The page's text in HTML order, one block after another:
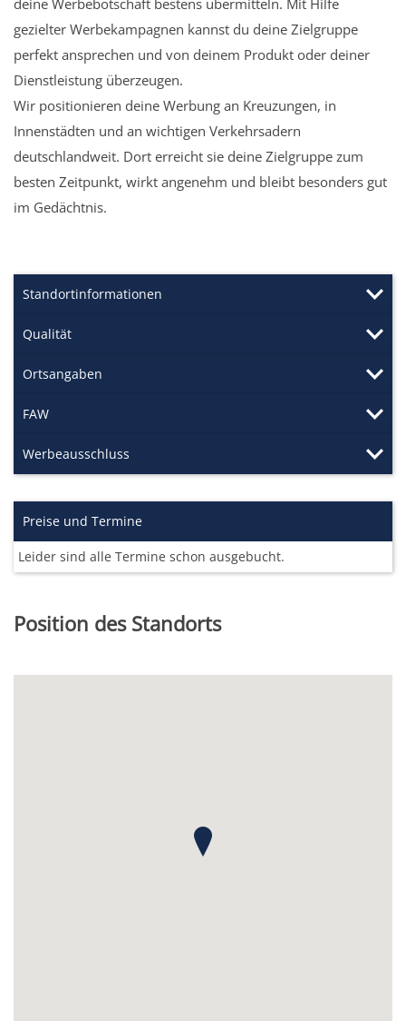
gezielter Werbekampagnen kannst du deine Zielgruppe
perfekt ansprechen und von deinem Produkt oder deiner
Dienstleistung überzeugen.
Wir positionieren deine Werbung an Kreuzungen, in
Innenstädten und an wichtigen Verkehrsadern
deutschlandweit. Dort erreicht sie deine Zielgruppe zum
besten Zeitpunkt, wirkt angenehm und bleibt besonders gut
im Gedächtnis.
Standortinformationen
Qualität
Ortsangaben
FAW
Werbeausschluss
Preise und Termine
Leider sind alle Termine schon ausgebucht.
Position des Standorts